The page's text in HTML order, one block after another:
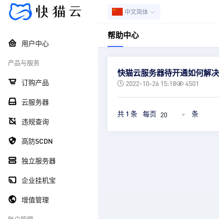
用户中心
产品与服务
订购产品
云服务器
违规查询
高防SCDN
独立服务器
企业挂机宝
增值管理
中文简体
帮助中心
快猫云服务器待开通如何解决
2022-10-26 15:18 4501
共 1 条 每页 20 条